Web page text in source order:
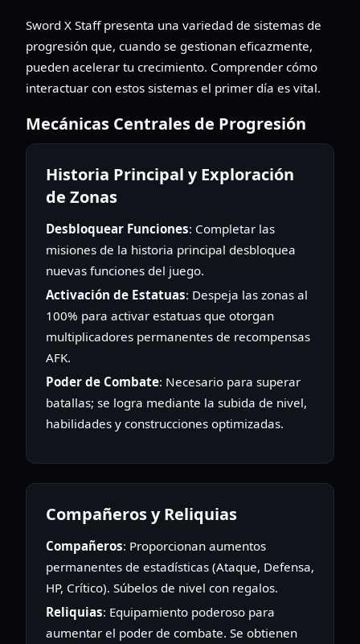
Sword X Staff presenta una variedad de sistemas de
progresión que, cuando se gestionan eficazmente,
pueden acelerar tu crecimiento. Comprender cómo
interactuar con estos sistemas el primer día es vital.
Mecánicas Centrales de Progresión
Historia Principal y Exploración
de Zonas
Desbloquear Funciones: Completar las
misiones de la historia principal desbloquea
nuevas funciones del juego.
Activación de Estatuas: Despeja las zonas al
100% para activar estatuas que otorgan
multiplicadores permanentes de recompensas
AFK.
Poder de Combate: Necesario para superar
batallas; se logra mediante la subida de nivel,
habilidades y construcciones optimizadas.
Compañeros y Reliquias
Compañeros: Proporcionan aumentos
permanentes de estadísticas (Ataque, Defensa,
HP, Crítico). Súbelos de nivel con regalos.
Reliquias: Equipamiento poderoso para
aumentar el poder de combate. Se obtienen